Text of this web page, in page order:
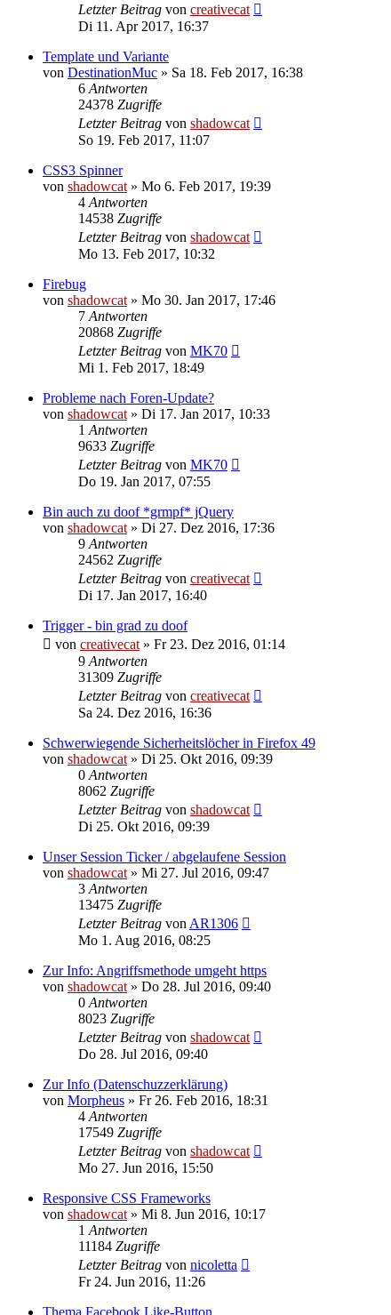
Letzter Beitrag von creativecat
Di 11. Apr 2017, 16:37
Template und Variante
von DestinationMuc » Sa 18. Feb 2017, 16:38
6 Antworten
24378 Zugriffe
Letzter Beitrag von shadowcat
So 19. Feb 2017, 11:07
CSS3 Spinner
von shadowcat » Mo 6. Feb 2017, 19:39
4 Antworten
14538 Zugriffe
Letzter Beitrag von shadowcat
Mo 13. Feb 2017, 10:32
Firebug
von shadowcat » Mo 30. Jan 2017, 17:46
7 Antworten
20868 Zugriffe
Letzter Beitrag von MK70
Mi 1. Feb 2017, 18:49
Probleme nach Foren-Update?
von shadowcat » Di 17. Jan 2017, 10:33
1 Antworten
9633 Zugriffe
Letzter Beitrag von MK70
Do 19. Jan 2017, 07:55
Bin auch zu doof *grmpf* jQuery
von shadowcat » Di 27. Dez 2016, 17:36
9 Antworten
24562 Zugriffe
Letzter Beitrag von creativecat
Di 17. Jan 2017, 16:40
Trigger - bin grad zu doof
von creativecat » Fr 23. Dez 2016, 01:14
9 Antworten
31309 Zugriffe
Letzter Beitrag von creativecat
Sa 24. Dez 2016, 16:36
Schwerwiegende Sicherheitslöcher in Firefox 49
von shadowcat » Di 25. Okt 2016, 09:39
0 Antworten
8062 Zugriffe
Letzter Beitrag von shadowcat
Di 25. Okt 2016, 09:39
Unser Session Ticker / abgelaufene Session
von shadowcat » Mi 27. Jul 2016, 09:47
3 Antworten
13475 Zugriffe
Letzter Beitrag von AR1306
Mo 1. Aug 2016, 08:25
Zur Info: Angriffsmethode umgeht https
von shadowcat » Do 28. Jul 2016, 09:40
0 Antworten
8023 Zugriffe
Letzter Beitrag von shadowcat
Do 28. Jul 2016, 09:40
Zur Info (Datenschuzzerklärung)
von Morpheus » Fr 26. Feb 2016, 18:31
4 Antworten
17549 Zugriffe
Letzter Beitrag von shadowcat
Mo 27. Jun 2016, 15:50
Responsive CSS Frameworks
von shadowcat » Mi 8. Jun 2016, 10:17
1 Antworten
11184 Zugriffe
Letzter Beitrag von nicoletta
Fr 24. Jun 2016, 11:26
Thema Facebook Like-Button